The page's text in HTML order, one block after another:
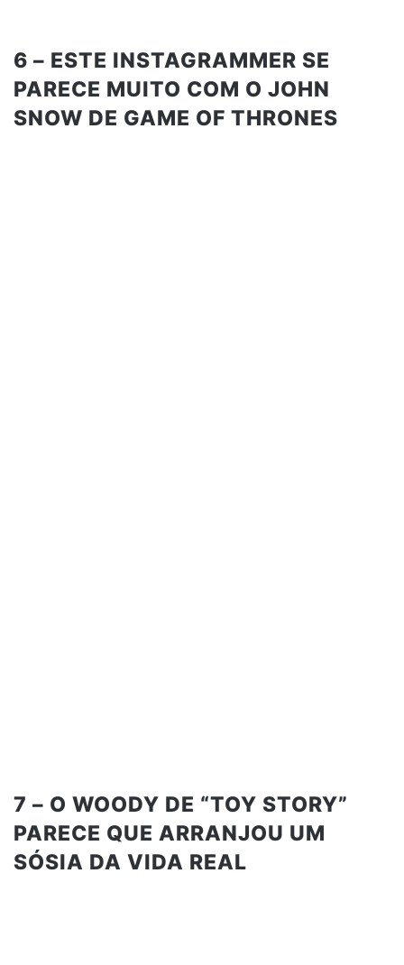
6 – ESTE INSTAGRAMMER SE
PARECE MUITO COM O JOHN
SNOW DE GAME OF THRONES
7 – O WOODY DE “TOY STORY”
PARECE QUE ARRANJOU UM
SÓSIA DA VIDA REAL